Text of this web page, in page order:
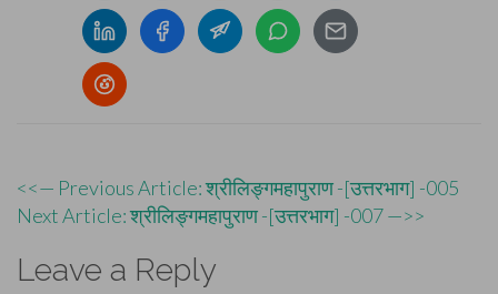
Post
navigation
<<— Previous Article: श्रीलिङ्गमहापुराण -[उत्तरभाग] -005
Next Article: श्रीलिङ्गमहापुराण -[उत्तरभाग] -007 —>>
Leave a Reply